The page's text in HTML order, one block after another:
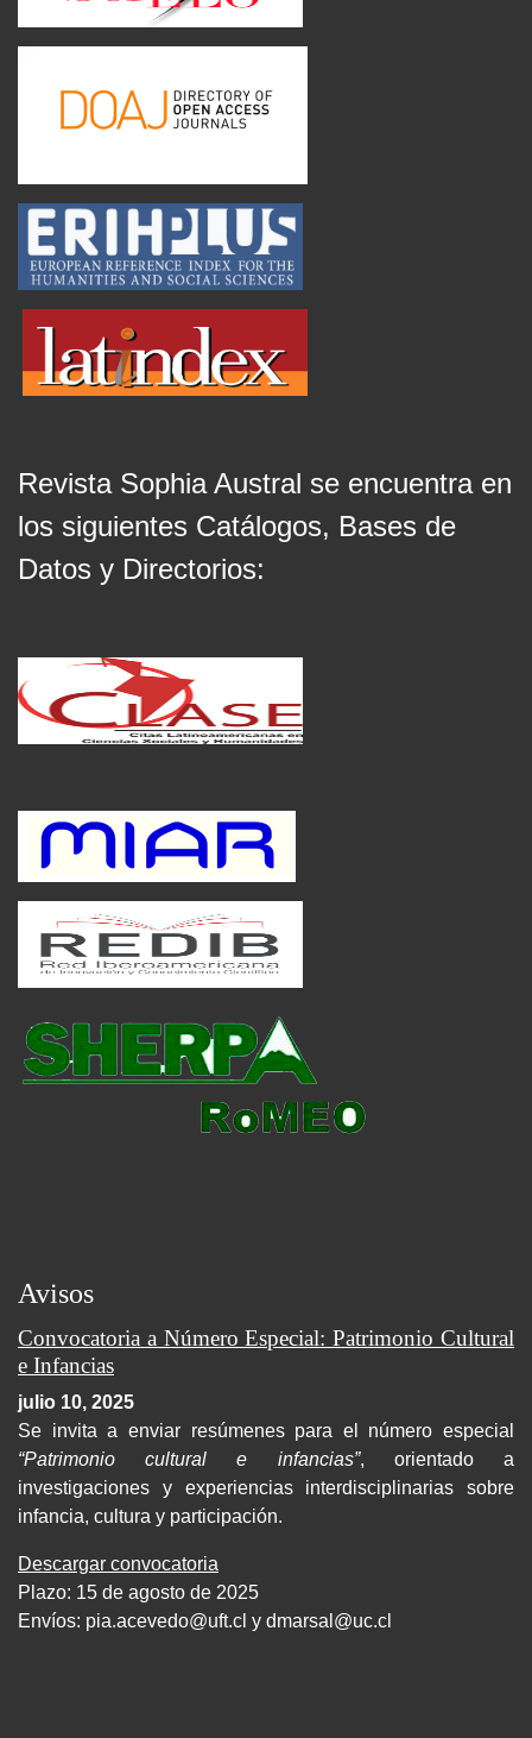
Revista Sophia Austral se encuentra en
los siguientes Catálogos, Bases de
Datos y Directorios:
Avisos
Convocatoria a Número Especial: Patrimonio Cultural
e Infancias
julio 10, 2025
Se invita a enviar resúmenes para el número especial
“Patrimonio cultural e infancias”, orientado a
investigaciones y experiencias interdisciplinarias sobre
infancia, cultura y participación.
Descargar convocatoria
Plazo: 15 de agosto de 2025
Envíos: pia.acevedo@uft.cl y dmarsal@uc.cl